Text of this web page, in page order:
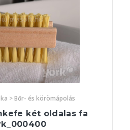
> Bőr- és körömápolás
két oldalas fa